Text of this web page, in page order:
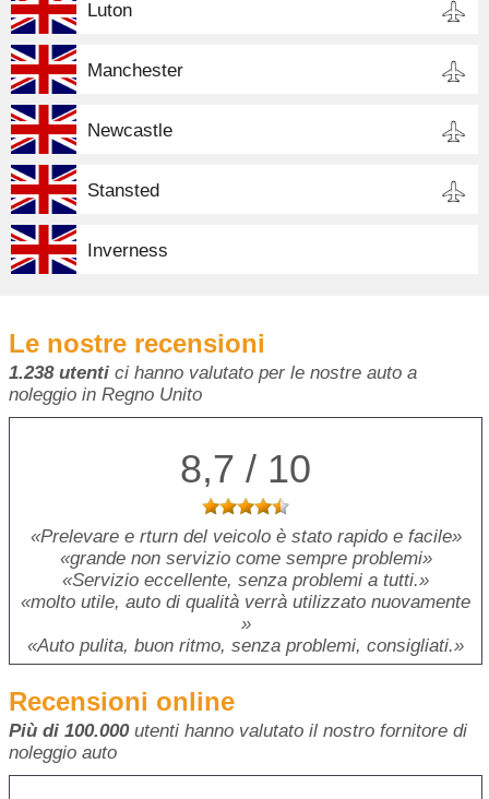
Luton
Manchester
Newcastle
Stansted
Inverness
Le nostre recensioni
1.238 utenti ci hanno valutato per le nostre auto a
noleggio in Regno Unito
8,7 / 10
Prelevare e rturn del veicolo è stato rapido e facile
grande non servizio come sempre problemi
Servizio eccellente, senza problemi a tutti.
molto utile, auto di qualità verrà utilizzato nuovamente
Auto pulita, buon ritmo, senza problemi, consigliati.
Recensioni online
Più di 100.000utenti hanno valutato il nostro fornitore di
noleggio auto